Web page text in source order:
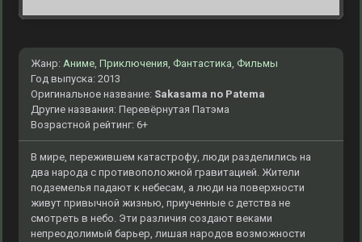
Жанр: Аниме, Приключения, Фантастика, Фильмы
Год выпуска: 2013
Оригинальное название: Sakasama no Patema
Другие названия: Перевёрнутая Патэма
Возрастной рейтинг: 6+
В мире, пережившем катастрофу, люди разделились на
два народа с противоположной гравитацией. Жители
подземелья падают к небесам, а люди на поверхности
живут привычной жизнью, приученные с детства не
смотреть в небо. Эти различия создают веками
непреодолимый барьер, лишая народов возможности